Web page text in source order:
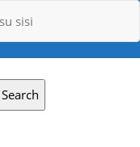
sisi
Search